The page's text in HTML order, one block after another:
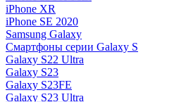
iPhone XR
iPhone SE 2020
Samsung Galaxy
Смартфоны серии Galaxy S
Galaxy S22 Ultra
Galaxy S23
Galaxy S23FE
Galaxy S23 Ultra